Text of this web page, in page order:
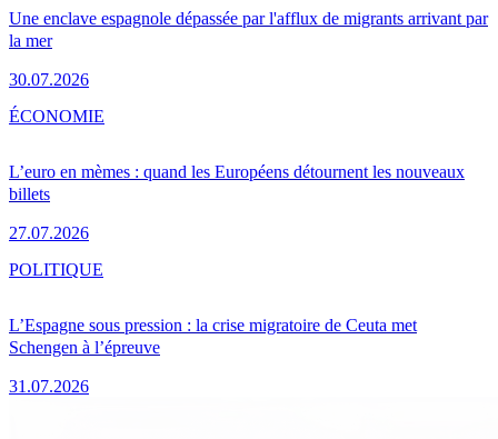
Une enclave espagnole dépassée par l'afflux de migrants arrivant par
la mer
30.07.2026
L’euro en mèmes : quand les Européens détournent les nouveaux
billets
27.07.2026
ÉCONOMIE
L’Espagne sous pression : la crise migratoire de Ceuta met
Schengen à l’épreuve
31.07.2026
POLITIQUE